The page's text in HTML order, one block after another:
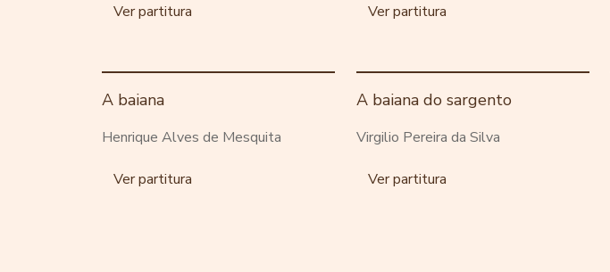
Ver partitura Ver partitura
A baiana
Henrique Alves de Mesquita
Ver partitura
A baiana do sargento
Virgilio Pereira da Silva
Ver partitura